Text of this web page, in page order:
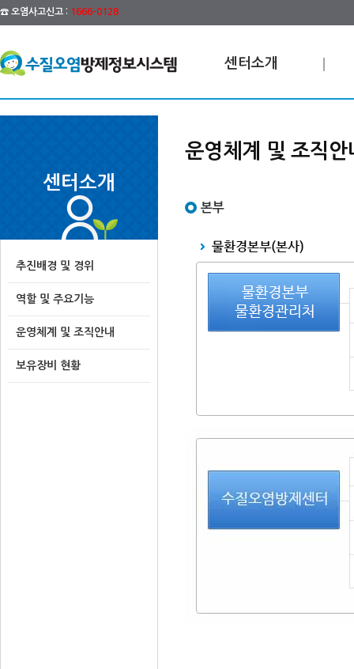
☎ 오염사고신고 : 1666-0128
센터소개
센터소개
추진배경 및 경위
역할 및 주요기능
운영체계 및 조직안내
보유장비 현황
운영체계 및 조직안
본부